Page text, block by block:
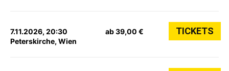
7.11.2026, 20:30
Peterskirche, Wien
ab 39,00 € TICKETS